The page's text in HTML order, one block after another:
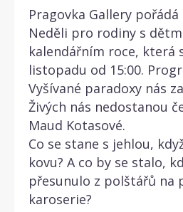
Pragovka Gallery
Neděli pro rodiny s
kalendářním roce, která
listopadu od 15:00.
Vyšívané paradoxy nás
Živých nás nedostanou
Maud Kotasové.
Co se stane s jehlou,
kovu? A co by se stalo,
přesunulo z polštářů na
karoserie?